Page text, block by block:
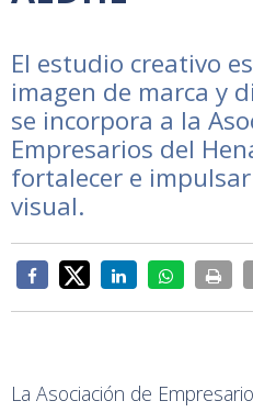
El estudio creativo
imagen de marca y
se incorpora a la
Empresarios del
fortalecer e
visual.
La Asociación de